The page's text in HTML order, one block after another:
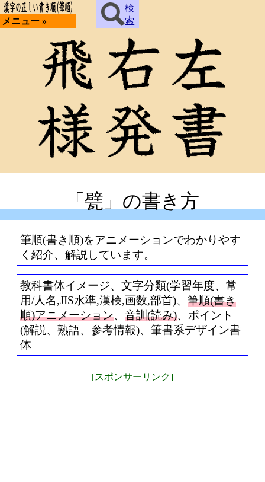
メニュー »
検
索
「甓」の書き方
筆順(書き順)をアニメーションでわかりやす
く紹介、解説しています。
教科書体イメージ、文字分類(学習年度、常
用/人名,JIS水準,漢検,画数,部首)、 筆順(書き
順)アニメーション、 音訓(読み)、ポイント
(解説、熟語、参考情報)、筆書系デザイン書
体
[スポンサーリンク]